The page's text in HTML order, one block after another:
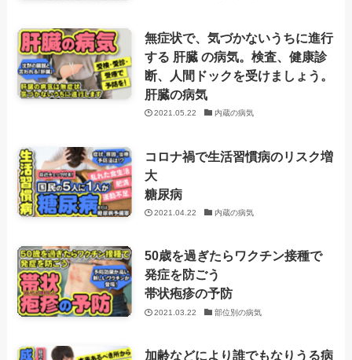
無症状で、気づかないうちに進行
する 肝臓 の病気。検査、健康診
断、人間ドックを受けましょう。
肝臓の病気
2021.05.22 内蔵の病気
コロナ禍で生活習慣病のリスク増
大
糖尿病
2021.04.22 内蔵の病気
50歳を過ぎたらワクチン接種で
発症を防ごう
帯状疱疹の予防
2021.03.22 部位別の病気
加齢などにより誰でもなりうる病